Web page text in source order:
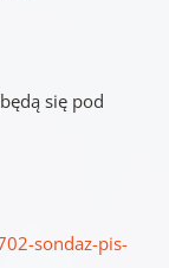
się pod
sondaz-pis-